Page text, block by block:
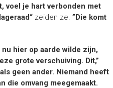
voel je hart verbonden met
zeiden ze. ”Die komt
hier op aarde wilde zijn,
grote verschuiving. Dit,”
geen ander. Niemand heeft
die omvang meegemaakt.